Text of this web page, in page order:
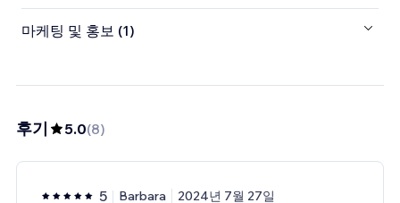
마케팅 및 홍보 (1)
후기 5.0(8)
5 Barbara 2024년 7월 27일